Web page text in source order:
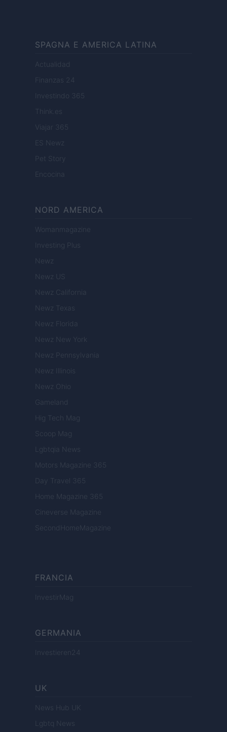
SPAGNA E AMERICA LATINA
Actualidad
Finanzas 24
Investindo 365
Think.es
Viajar 365
ES Newz
Pet Story
Encocina
NORD AMERICA
Womanmagazine
Investing Plus
Newz
Newz US
Newz California
Newz Texas
Newz Florida
Newz New York
Newz Pennsylvania
Newz Illinois
Newz Ohio
Gameland
Hig Tech Mag
Scoop Mag
Lgbtqia News
Motors Magazine 365
Day Travel 365
Home Magazine 365
Cineverse Magazine
SecondHomeMagazine
FRANCIA
InvestirMag
GERMANIA
Investieren24
UK
News Hub UK
Lgbtq News